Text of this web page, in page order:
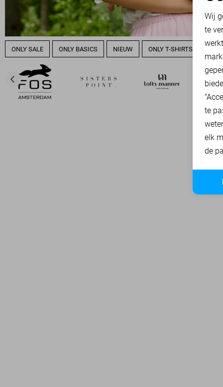
ONLY SALE ONLY BASICS NIEUW ONLY T-SHIRTS
Wij
te
te
elk
de